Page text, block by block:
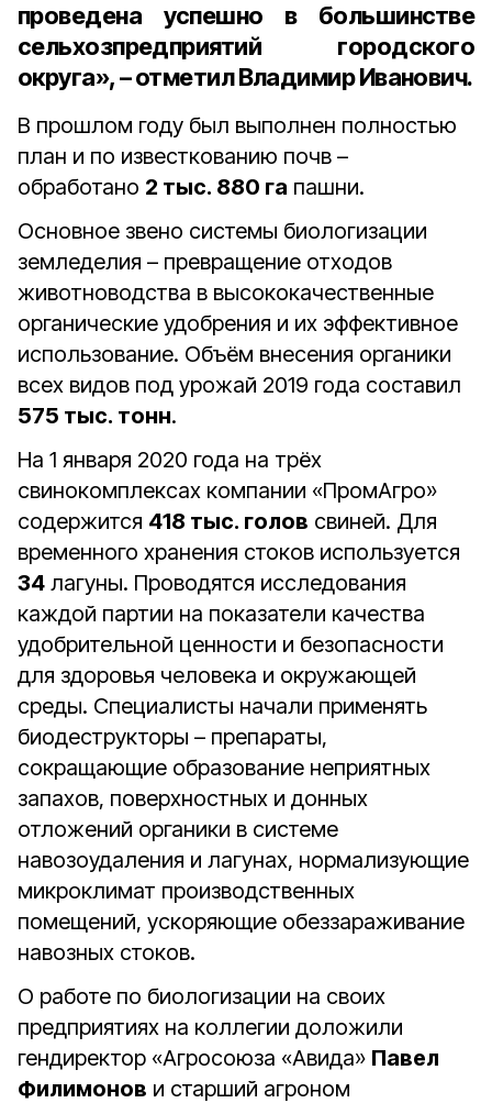
проведена успешно в большинстве
сельхозпредприятий городского
округа», – отметил Владимир Иванович.
В прошлом году был выполнен полностью
план и по известкованию почв –
обработано 2 тыс. 880 га пашни.
Основное звено системы биологизации
земледелия – превращение отходов
животноводства в высококачественные
органические удобрения и их эффективное
использование. Объём внесения органики
всех видов под урожай 2019 года составил
575 тыс. тонн.
На 1 января 2020 года на трёх
свинокомплексах компании «ПромАгро»
содержится 418 тыс. голов свиней. Для
временного хранения стоков используется
34 лагуны. Проводятся исследования
каждой партии на показатели качества
удобрительной ценности и безопасности
для здоровья человека и окружающей
среды. Специалисты начали применять
биодеструкторы – препараты,
сокращающие образование неприятных
запахов, поверхностных и донных
отложений органики в системе
навозоудаления и лагунах, нормализующие
микроклимат производственных
помещений, ускоряющие обеззараживание
навозных стоков.
О работе по биологизации на своих
предприятиях на коллегии доложили
гендиректор «Агросоюза «Авида» Павел
Филимонов и старший агроном